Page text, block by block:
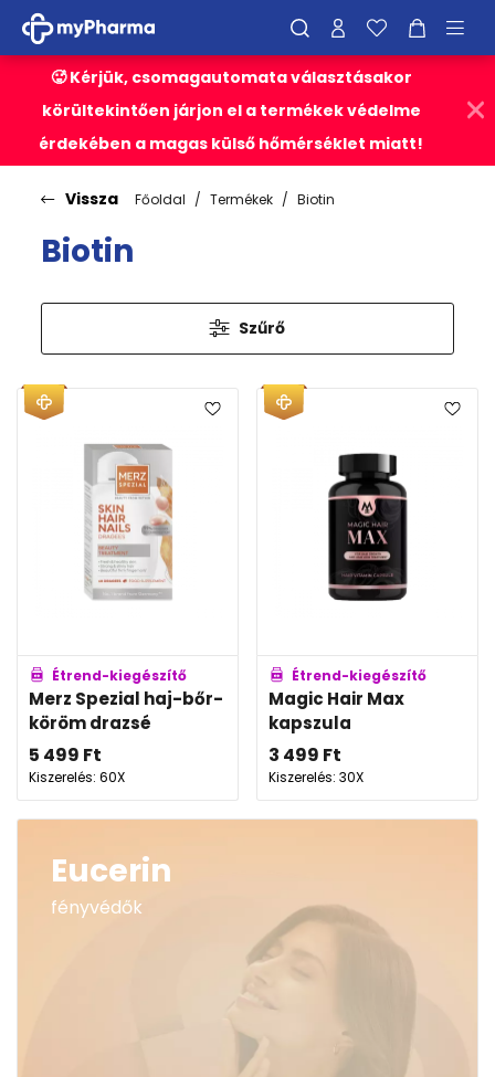
🥵 Kérjük, csomagautomata választásakor
körültekintően járjon el a termékek védelme
érdekében a magas külső hőmérséklet miatt!
Vissza Főoldal Termékek Biotin
Biotin
Szűrő
Étrend-kiegészítő
Merz Spezial haj-bőr-
köröm drazsé
5 499 Ft
Kiszerelés: 60X
Étrend-kiegészítő
Magic Hair Max
kapszula
3 499 Ft
Kiszerelés: 30X
Eucerin
fényvédők